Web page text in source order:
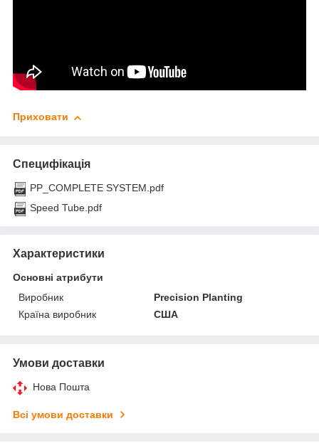
Приховати
Специфікація
PP_COMPLETE SYSTEM.pdf
Speed Tube.pdf
Характеристики
Основні атрибути
Виробник
Precision Planting
Країна виробник
США
Умови доставки
Нова Пошта
Всі умови доставки